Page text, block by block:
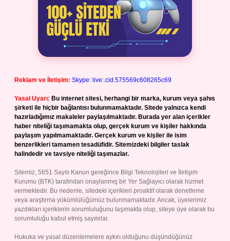
Reklam ve İletişim: Skype: live:.cid.575569c608265c69
Yasal Uyarı: Bu internet sitesi, herhangi bir marka, kurum veya şahıs
şirketi ile hiçbir bağlantısı bulunmamaktadır. Sitede yalnızca kendi
hazırladığımız makaleler paylaşılmaktadır. Burada yer alan içerikler
haber niteliği taşımamakta olup, gerçek kurum ve kişiler hakkında
paylaşım yapılmamaktadır. Gerçek kurum ve kişiler ile isim
benzerlikleri tamamen tesadüfidir. Sitemizdeki bilgiler taslak
halindedir ve tavsiye niteliği taşımazlar.
Sitemiz, 5651 Sayılı Kanun gereğince Bilgi Teknolojileri ve İletişim
Kurumu (BTK) tarafından onaylanmış bir Yer Sağlayıcı olarak hizmet
vermektedir. Bu nedenle, sitedeki içerikleri proaktif olarak denetleme
veya araştırma yükümlülüğümüz bulunmamaktadır. Ancak, üyelerimiz
yazdıkları içeriklerin sorumluluğunu taşımakta olup, siteye üye olarak bu
sorumluluğu kabul etmiş sayılırlar.
Hukuka ve yasal düzenlemelere aykırı olduğunu düşündüğünüz